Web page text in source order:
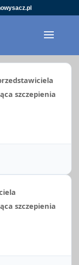
szczepienia
szczepienia